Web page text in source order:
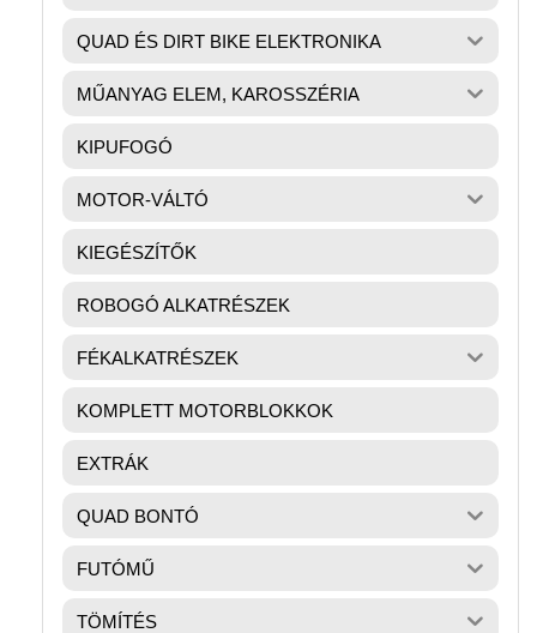
QUAD ÉS DIRT BIKE ELEKTRONIKA
MŰANYAG ELEM, KAROSSZÉRIA
KIPUFOGÓ
MOTOR-VÁLTÓ
KIEGÉSZÍTŐK
ROBOGÓ ALKATRÉSZEK
FÉKALKATRÉSZEK
KOMPLETT MOTORBLOKKOK
EXTRÁK
QUAD BONTÓ
FUTÓMŰ
TÖMÍTÉS